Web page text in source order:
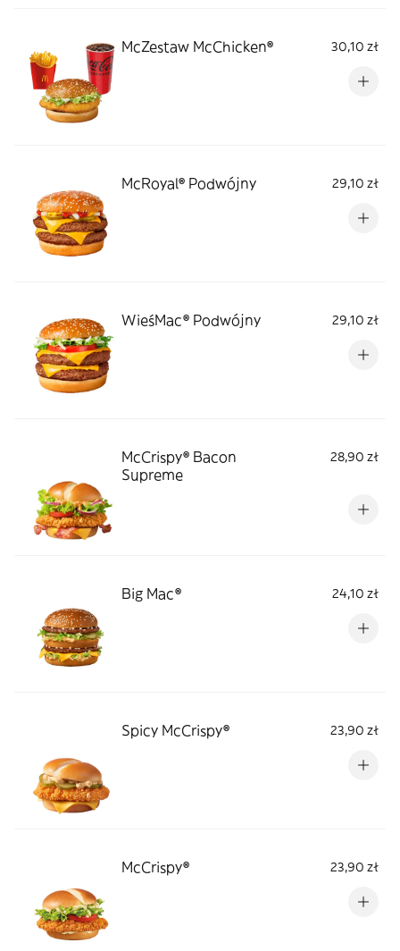
McZestaw McChicken® 30,10 zł
McRoyal® Podwójny 29,10 zł
WieśMac® Podwójny 29,10 zł
McCrispy® Bacon
Supreme
28,90 zł
Big Mac® 24,10 zł
Spicy McCrispy® 23,90 zł
McCrispy® 23,90 zł